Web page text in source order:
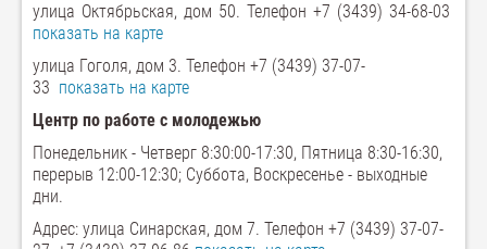
улица Октябрьская, дом 50. Телефон +7 (3439) 34-68-03
показать на карте
улица Гоголя, дом 3. Телефон +7 (3439) 37-07-
33 показать на карте
Центр по работе с молодежью
Понедельник - Четверг 8:30:00-17:30, Пятница 8:30-16:30,
перерыв 12:00-12:30; Суббота, Воскресенье - выходные
дни.
Адрес: улица Синарская, дом 7. Телефон +7 (3439) 37-07-